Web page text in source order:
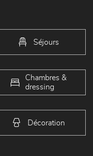
Séjours
Chambres &
dressing
Décoration